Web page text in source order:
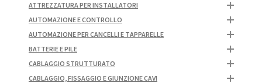
ATTREZZATURA PER INSTALLATORI
AUTOMAZIONE E CONTROLLO
AUTOMAZIONE PER CANCELLI E TAPPARELLE
BATTERIE E PILE
CABLAGGIO STRUTTURATO
CABLAGGIO, FISSAGGIO E GIUNZIONE CAVI